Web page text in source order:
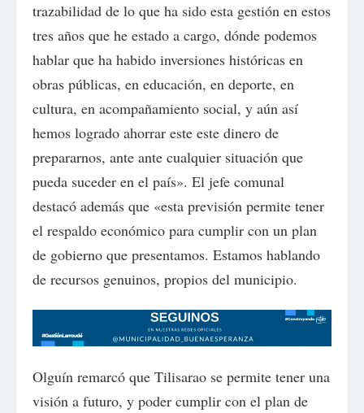
trazabilidad de lo que ha sido esta gestión en estos
tres años que he estado a cargo, dónde podemos
hablar que ha habido inversiones históricas en
obras públicas, en educación, en deporte, en
cultura, en acompañamiento social, y aún así
hemos logrado ahorrar este este dinero de
prepararnos, ante ante cualquier situación que
pueda suceder en el país». El jefe comunal
destacó además que «esta previsión permite tener
el respaldo económico para cumplir con un plan
de gobierno que presentamos. Estamos hablando
de recursos genuinos, propios del municipio.
Olguín remarcó que Tilisarao se permite tener una
visión a futuro, y poder cumplir con el plan de